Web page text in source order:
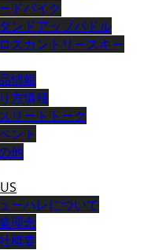
ドバイク
ンドアップパドル
スカントリースキー
情報
方情報
リートトーク
ント
他
ーハレについて
理念
概要